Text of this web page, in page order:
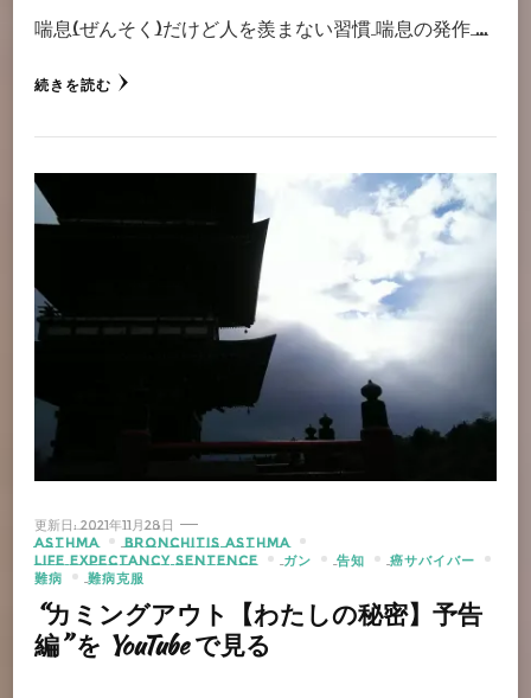
喘息(ぜんそく)だけど人を羨まない習慣 喘息の発作 …
続きを読む
更新日:2021年11月28日
ASTHMA
BRONCHITIS ASTHMA
LIFE EXPECTANCY SENTENCE
ガン 告知
癌サバイバー
難病
難病克服
“カミングアウト【わたしの秘密】予告
編” を YouTube で見る